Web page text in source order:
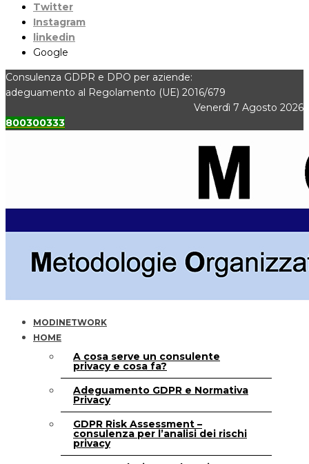
Twitter
Instagram
linkedin
Google
Consulenza GDPR e DPO per aziende:
adeguamento al Regolamento (UE) 2016/679
Venerdì 7 Agosto 2026
800300333
MODINETWORK
HOME
A cosa serve un consulente
privacy e cosa fa?
Adeguamento GDPR e Normativa
Privacy
GDPR Risk Assessment –
consulenza per l’analisi dei rischi
privacy